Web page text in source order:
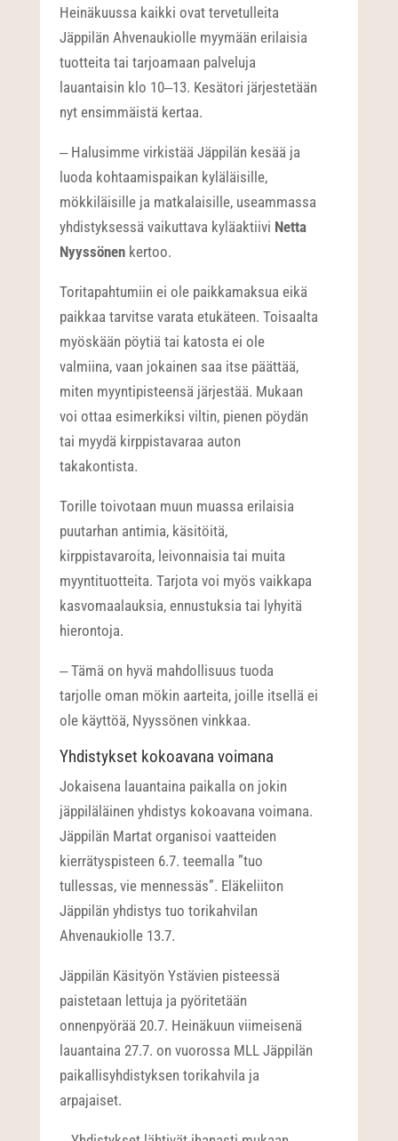
Heinäkuussa kaikki ovat tervetulleita
Jäppilän Ahvenaukiolle myymään erilaisia
tuotteita tai tarjoamaan palveluja
lauantaisin klo 10‒13. Kesätori järjestetään
nyt ensimmäistä kertaa.
‒ Halusimme virkistää Jäppilän kesää ja
luoda kohtaamispaikan kyläläisille,
mökkiläisille ja matkalaisille, useammassa
yhdistyksessä vaikuttava kyläaktiivi Netta
Nyyssönen kertoo.
Toritapahtumiin ei ole paikkamaksua eikä
paikkaa tarvitse varata etukäteen. Toisaalta
myöskään pöytiä tai katosta ei ole
valmiina, vaan jokainen saa itse päättää,
miten myyntipisteensä järjestää. Mukaan
voi ottaa esimerkiksi viltin, pienen pöydän
tai myydä kirppistavaraa auton
takakontista.
Torille toivotaan muun muassa erilaisia
puutarhan antimia, käsitöitä,
kirppistavaroita, leivonnaisia tai muita
myyntituotteita. Tarjota voi myös vaikkapa
kasvomaalauksia, ennustuksia tai lyhyitä
hierontoja.
‒ Tämä on hyvä mahdollisuus tuoda
tarjolle oman mökin aarteita, joille itsellä ei
ole käyttöä, Nyyssönen vinkkaa.
Yhdistykset kokoavana voimana
Jokaisena lauantaina paikalla on jokin
jäppiläläinen yhdistys kokoavana voimana.
Jäppilän Martat organisoi vaatteiden
kierrätyspisteen 6.7. teemalla ”tuo
tullessas, vie mennessäs”. Eläkeliiton
Jäppilän yhdistys tuo torikahvilan
Ahvenaukiolle 13.7.
Jäppilän Käsityön Ystävien pisteessä
paistetaan lettuja ja pyöritetään
onnenpyörää 20.7. Heinäkuun viimeisenä
lauantaina 27.7. on vuorossa MLL Jäppilän
paikallisyhdistyksen torikahvila ja
arpajaiset.